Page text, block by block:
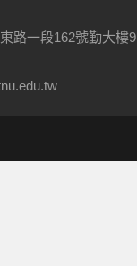
路一段162號勤大樓9